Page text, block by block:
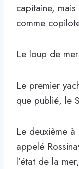
capitaine,
comme
Le loup de mer
Le premier
que publié, le
Le deuxième
appelé
l’état de la